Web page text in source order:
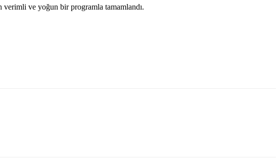
verimli ve yoğun bir programla tamamlandı.